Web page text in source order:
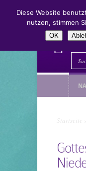
Startseite
Diese Website
nutzen, stimmen
OK